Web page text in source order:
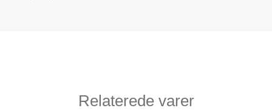
Relaterede varer